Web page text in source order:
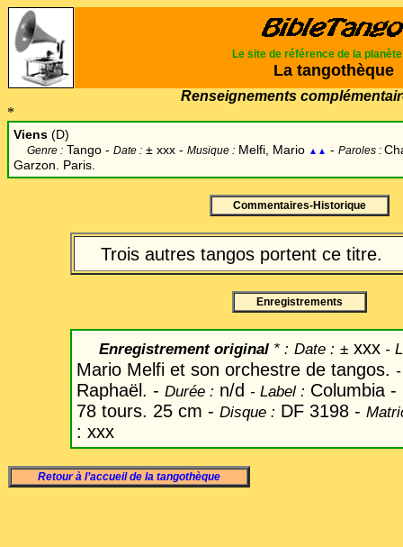
Le site de référence de la planète
La tangothèque
Renseignements
*
Viens (D)
Genre : Tango - Date : ± xxx - Musique : Melfi, Mario ▲▲ - Paroles :
Garzon. Paris.
Commentaires-Historique
Trois autres tangos portent ce titre.
Enregistrements
Enregistrement original * : Date : ± xxx -
Mario Melfi et son orchestre de tangos. -
Raphaël. - Durée : n/d - Label : Columbia -
78 tours. 25 cm - Disque : DF 3198 -
: xxx
Retour à l’accueil de la tangothèque